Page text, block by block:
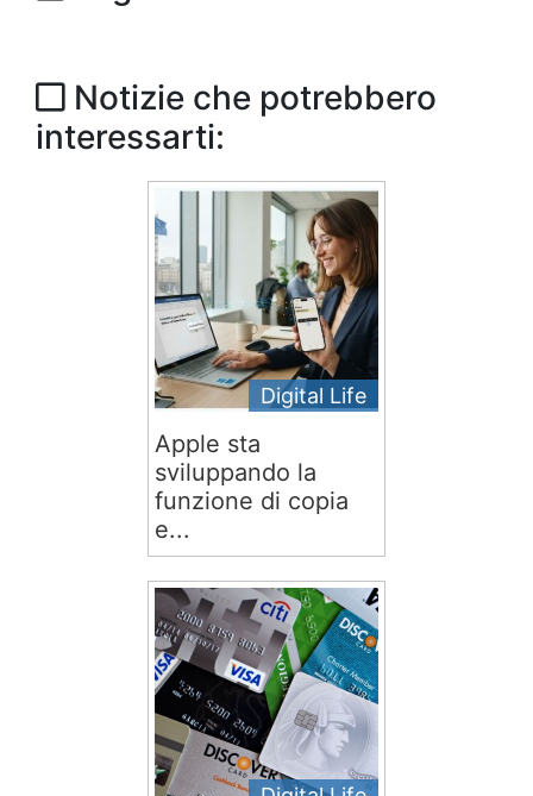
Notizie che potrebbero
interessarti:
Digital Life
Apple sta
sviluppando la
funzione di copia
e...